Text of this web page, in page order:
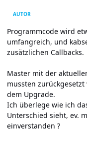
AUTOR
Programmcode wird
umfangreich, und
zusätzlichen Callbacks.
Master mit der
mussten
dem Upgrade.
Ich überlege wie ich
Unterschied sieht, ev.
einverstanden ?